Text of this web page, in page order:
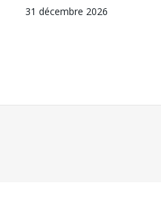
31 décembre 2026